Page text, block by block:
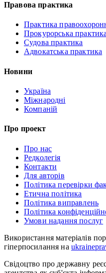
Правова практика
Практика
Прокурорська
Судова практика
Адвокатська практика
Новини
Україна
Міжнародні
Компаній
Про проект
Про нас
Редколегія
Контакти
Для авторів
Політика перевірки
Етична політика
Політика виправлень
Політика
Умови надання послуг
Використання матеріалів
гіперпосилання на
Свідоцтво про державну